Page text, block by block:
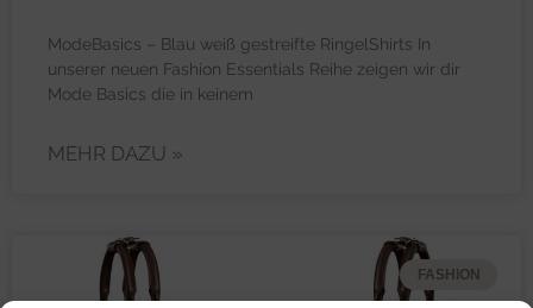
ModeBasics – Blau weiß gestreifte RingelShirts In
unserer neuen Fashion Essentials Reihe zeigen wir dir
Mode Basics die in keinem
MEHR DAZU »
FASHION